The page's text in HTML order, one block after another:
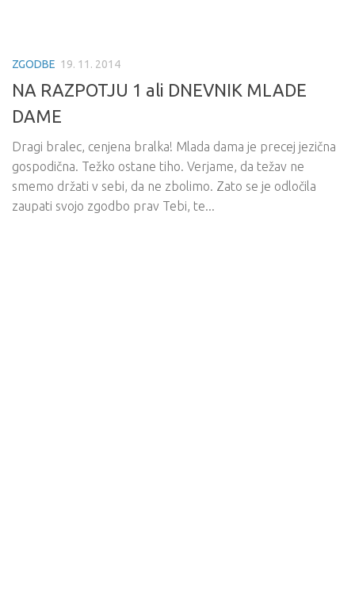
ZGODBE 19. 11. 2014
NA RAZPOTJU 1 ali DNEVNIK MLADE
DAME
Dragi bralec, cenjena bralka! Mlada dama je precej jezična
gospodična. Težko ostane tiho. Verjame, da težav ne
smemo držati v sebi, da ne zbolimo. Zato se je odločila
zaupati svojo zgodbo prav Tebi, te...